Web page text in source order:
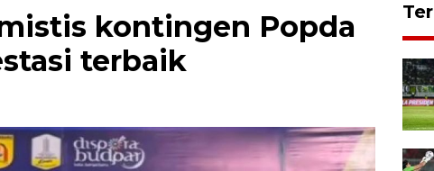
kontingen Popda
terbaik